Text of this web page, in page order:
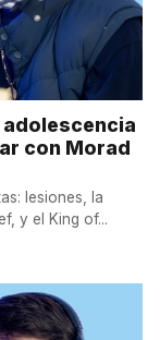
adolescencia
con Morad
lesiones, la
y el King of...